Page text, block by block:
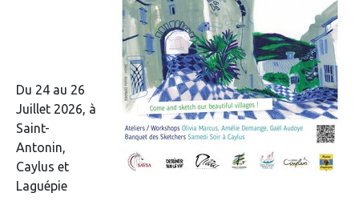
Du 24 au 26
Juillet 2026, à
Saint-
Antonin,
Caylus et
Laguépie